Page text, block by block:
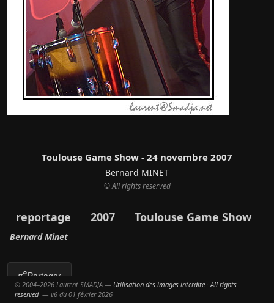
reportage - 2007 - Toulouse Game Show -
Bernard Minet
Partager
Toulouse Game Show - 24 novembre 2007
Bernard MINET
© All rights reserved
© 2004–2026 Laurent SMADJA — Utilisation des images interdite · All rights
reserved— v6 du 01 février 2026